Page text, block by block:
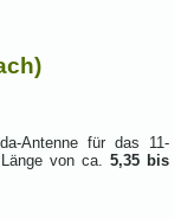
Antenne für das 11-
von ca. 5,35 bis